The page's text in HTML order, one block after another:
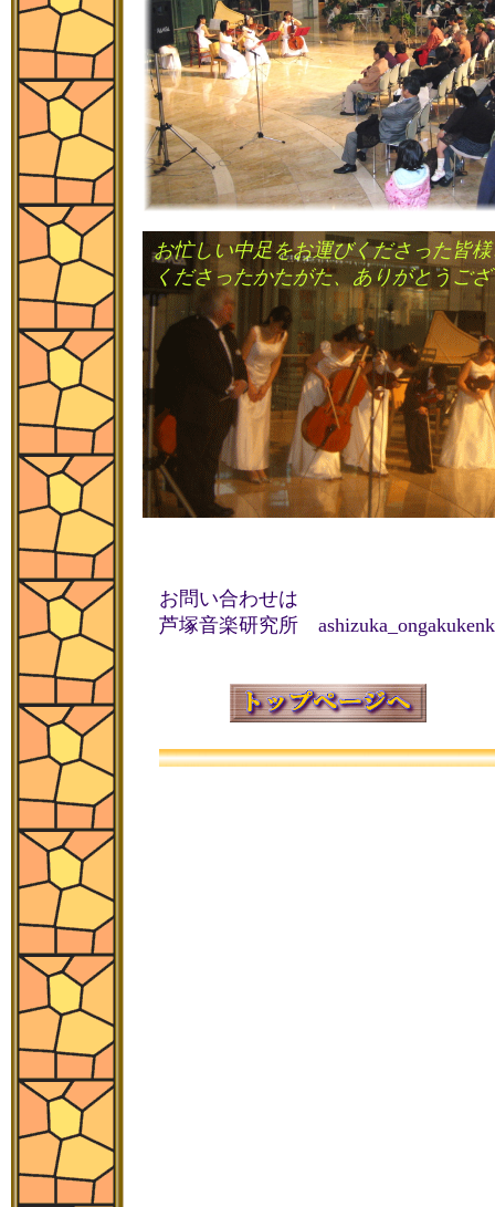
お忙しい中足をお運びくださった皆
くださったかたがた、ありがとうご
お問い合わせは
芦塚音楽研究所